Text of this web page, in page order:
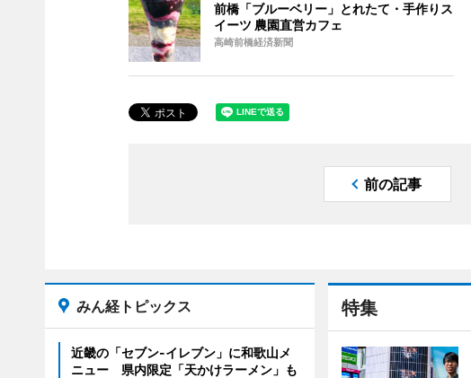
前橋「ブルーベリー」とれたて・手作りス
イーツ 農園直営カフェ
高崎前橋経済新聞
前の記事
特集
みん経トピックス
近畿の「セブン-イレブン」に和歌山メ
ニュー 県内限定「天かけラーメン」も